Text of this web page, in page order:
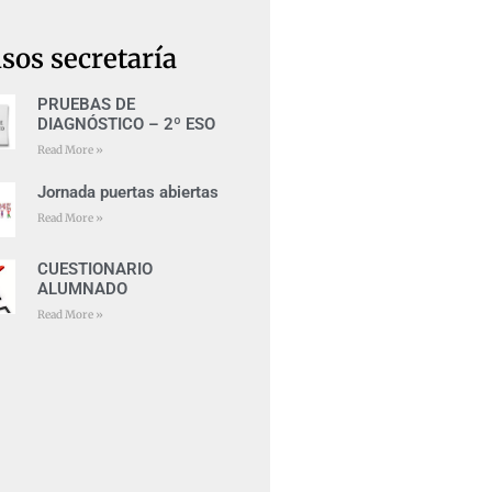
secretaría
PRUEBAS DE
DIAGNÓSTICO – 2º ESO
Read More »
Jornada puertas abiertas
Read More »
CUESTIONARIO
ALUMNADO
Read More »